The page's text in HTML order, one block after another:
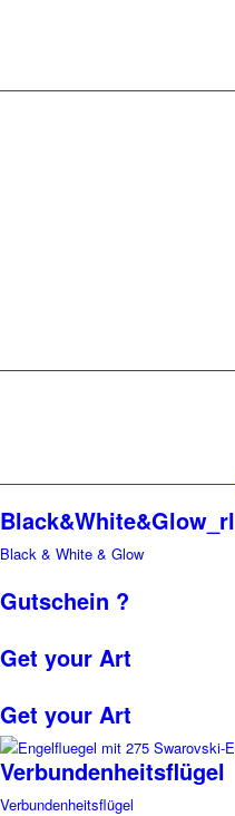
Black&White&Glow_rl
Black & White & Glow
Gutschein ?
Get your Art
Get your Art
Verbundenheitsflügel
Verbundenheitsflügel